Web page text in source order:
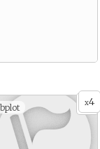
x4